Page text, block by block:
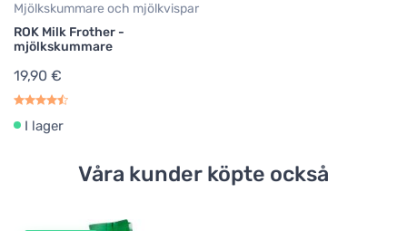
Mjölkskummare och mjölkvispar
ROK Milk Frother -
mjölkskummare
19,90 €
I lager
Våra kunder köpte också